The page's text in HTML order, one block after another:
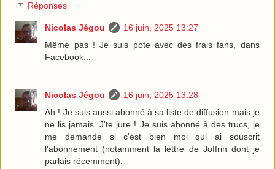
Réponses
Nicolas Jégou
16 juin, 2025 13:27
Même pas ! Je suis pote avec des frais fans, dans
Facebook...
Nicolas Jégou
16 juin, 2025 13:28
Ah ! Je suis aussi abonné à sa liste de diffusion mais je
ne lis jamais. J'te jure ! Je suis abonné à des trucs, je
me demande si c'est bien moi qui ai souscrit
l'abonnement (notamment la lettre de Joffrin dont je
parlais récemment).